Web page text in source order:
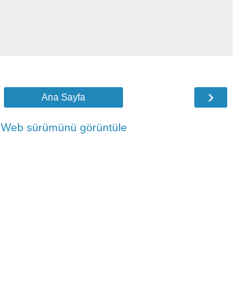
›
Ana Sayfa
Web sürümünü görüntüle